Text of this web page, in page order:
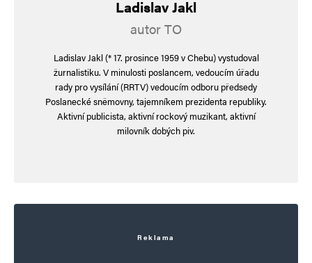
prožívající lidskou zkušenost. duch potřebuje
své nástroje duši, jako intelekt a tělo jako svůj
odraz a obraz. duch bez nástrojů nemůže hrát.
podléhá potom falešným hrám falešných hráčů.
tak čest…
Ladislav Jakl
autor TO
Ladislav Jakl (* 17. prosince 1959 v Chebu) vystudoval
žurnalistiku. V minulosti poslancem, vedoucím úřadu
rady pro vysílání (RRTV) vedoucím odboru předsedy
Poslanecké sněmovny, tajemníkem prezidenta republiky.
Aktivní publicista, aktivní rockový muzikant, aktivní
milovník dobých piv.
Reklama